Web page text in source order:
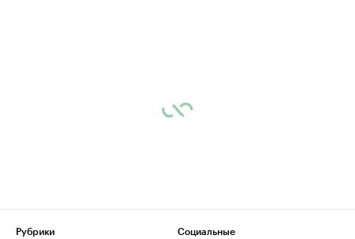
Рубрики
Социальные